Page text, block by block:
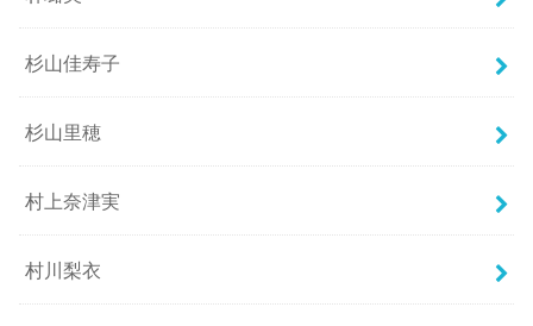
杉山佳寿子
杉山里穂
村上奈津実
村川梨衣